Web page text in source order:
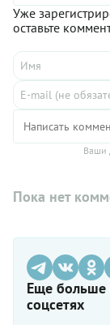
Уже
оставьте
Ваши
Пока нет
Еще больше
соцсетях